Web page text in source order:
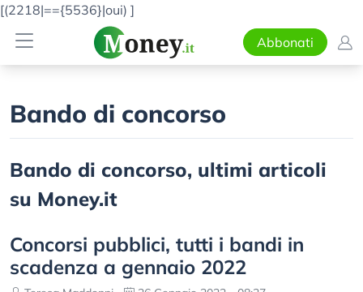
[(2218|=={5536}|oui) ]
Abbonati
Bando di concorso
Bando di concorso, ultimi articoli
su Money.it
Concorsi pubblici, tutti i bandi in
scadenza a gennaio 2022